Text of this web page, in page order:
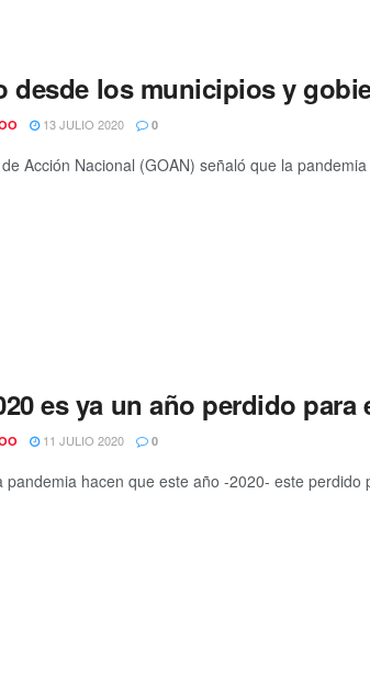
desde los municipios y
13 JULIO 2020 0
Acción Nacional (GOAN) señaló que la
es ya un año perdido para
11 JULIO 2020 0
pandemia hacen que este año -2020- este perdido